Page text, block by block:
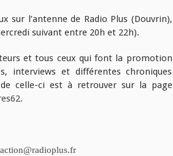
sur l’antenne de Radio Plus (Douvrin),
suivant entre 20h et 22h).
et tous ceux qui font la promotion
interviews et différentes chroniques
celle-ci est à retrouver sur la page
.